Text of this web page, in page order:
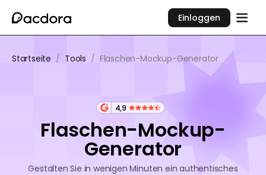
Einloggen
Startseite / Tools / Flaschen-Mockup-Generator
4,9
Flaschen-Mockup-
Generator
Gestalten Sie in wenigen Minuten ein authentisches